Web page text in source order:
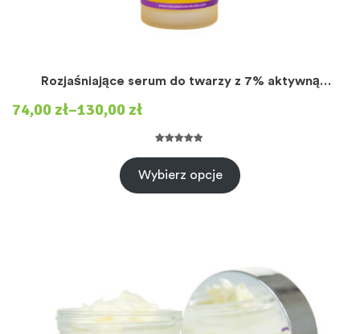
Rozjaśniające serum do twarzy z 7% aktywną
74,00 zł–130,00 zł
podstawie
Wybierz opcje